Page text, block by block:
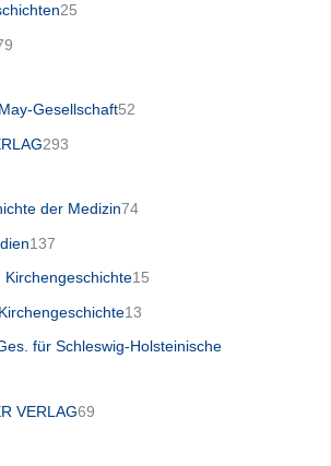
25
Gesellschaft52
293
der Medizin74
137
Kirchengeschichte15
13
für Schleswig-Holsteinische
VERLAG69